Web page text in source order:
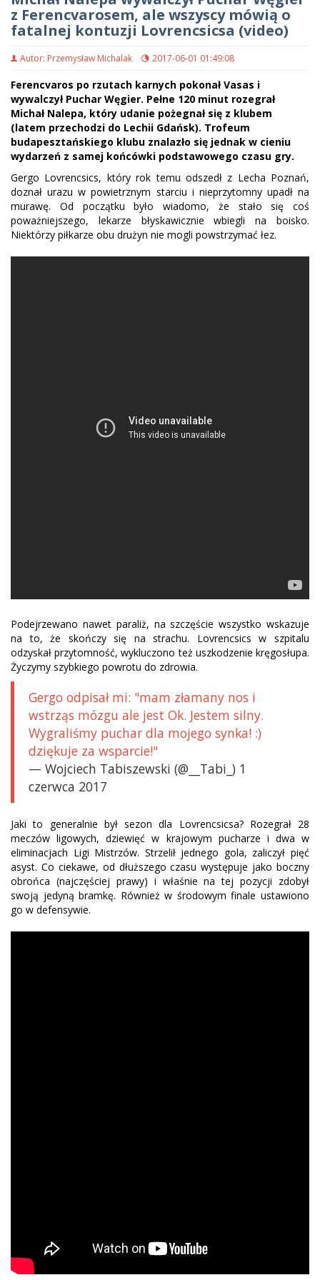
z Ferencvarosem, ale wszyscy mówią o
fatalnej kontuzji Lovrencsicsa (video)
Autor: Przemysław Michalak 2017-06-01 01:49:08
Ferencvaros po rzutach karnych pokonał Vasas i
wywalczył Puchar Węgier. Pełne 120 minut rozegrał
Michał Nalepa, który udanie pożegnał się z klubem
(latem przechodzi do Lechii Gdańsk). Trofeum
budapesztańskiego klubu znalazło się jednak w cieniu
wydarzeń z samej końcówki podstawowego czasu gry.
Gergo Lovrencsics, który rok temu odszedł z Lecha Poznań,
doznał urazu w powietrznym starciu i nieprzytomny upadł na
murawę. Od początku było wiadomo, że stało się coś
poważniejszego, lekarze błyskawicznie wbiegli na boisko.
Niektórzy piłkarze obu drużyn nie mogli powstrzymać łez.
Podejrzewano nawet paraliż, na szczęście wszystko wskazuje
na to, że skończy się na strachu. Lovrencsics w szpitalu
odzyskał przytomność, wykluczono też uszkodzenie kręgosłupa.
Życzymy szybkiego powrotu do zdrowia.
Gergo odpisał mi: "mam złamany nos i
wstrząs mózgu ale jest Ok. Jestem silny.
Wygraliśmy puchar dla mojego synka! :)
dziękuje za wsparcie!"
— Wojciech Tabiszewski (@__Tabi_) 1
czerwca 2017
Jaki to generalnie był sezon dla Lovrencsicsa? Rozegrał 28
meczów ligowych, dziewięć w krajowym pucharze i dwa w
eliminacjach Ligi Mistrzów. Strzelił jednego gola, zaliczył pięć
asyst. Co ciekawe, od dłuższego czasu występuje jako boczny
obrońca (najczęściej prawy) i właśnie na tej pozycji zdobył
swoją jedyną bramkę. Również w środowym finale ustawiono
go w defensywie.